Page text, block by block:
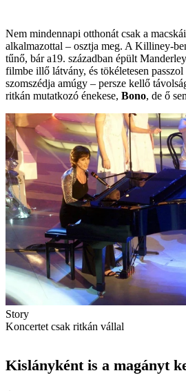
Nem mindennapi otthonát csak a
alkalmazottal – osztja meg. A Killiney-
tűnő, bár a19. században épült
filmbe illő látvány, és tökéletesen
szomszédja amúgy – persze kellő
ritkán mutatkozó énekese, Bono, de ő
Story
Koncertet csak ritkán vállal
Kislányként is a magányt